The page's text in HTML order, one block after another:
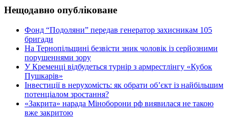
Нещодавно опубліковане
Фонд “Подоляни” передав генератор захисникам 105
бригади
На Тернопільщині безвісти зник чоловік із серйозними
порушеннями зору
У Кременці відбудеться турнір з армрестлінгу «Кубок
Пушкарів»
Інвестиції в нерухомість: як обрати об’єкт із найбільшим
потенціалом зростання?
«Закрита» нарада Міноборони рф виявилася не такою
вже закритою